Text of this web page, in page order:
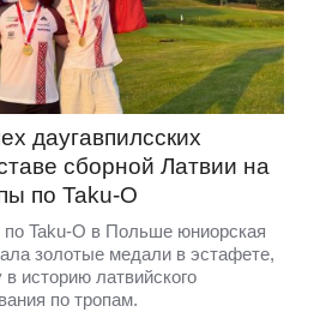
даугавпилсских
сборной Латвии на
по Taku-O
Taku-O в Польше юниорская
золотые медали в эстафете,
историю латвийского
по тропам.